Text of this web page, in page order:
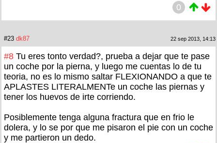
0
#23 dk87 22 sep 2013, 14:13
#8 Tu eres tonto verdad?, prueba a dejar que te pase
un coche por la pierna, y luego me cuentas lo de tu
teoria, no es lo mismo saltar FLEXIONANDO a que te
APLASTES LITERALMENTe un coche las piernas y
tener los huevos de irte corriendo.
Posiblemente tenga alguna fractura que en frio le
dolera, y lo se por que me pisaron el pie con un coche
y me partieron un dedo.